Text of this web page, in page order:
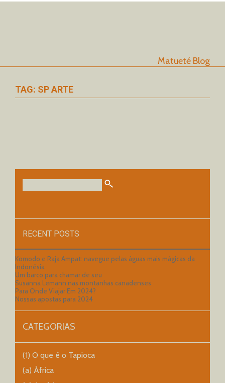
Matueté Blog
TAG: SP ARTE
RECENT POSTS
Komodo e Raja Ampat: navegue pelas águas mais mágicas da
Indonésia
Um barco para chamar de seu
Susanna Lemann nas montanhas canadenses
Para Onde Viajar Em 2024?
Nossas apostas para 2024
CATEGORIAS
(1) O que é o Tapioca
(a) África